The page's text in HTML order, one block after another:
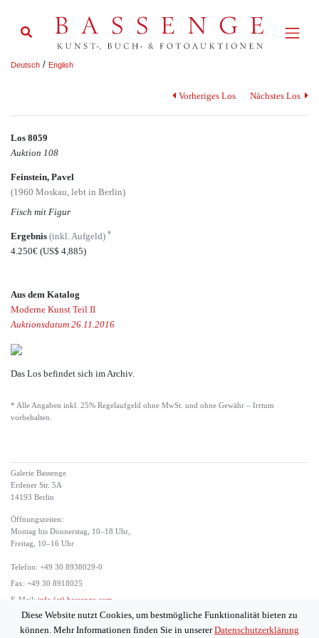
Deutsch / English
Vorheriges Los Nächstes Los
Los 8059
Auktion 108
Feinstein, Pavel
(1960 Moskau, lebt in Berlin)
Fisch mit Figur
Ergebnis (inkl. Aufgeld) *
4.250€ (US$ 4,885)
Aus dem Katalog
Moderne Kunst Teil II
Auktionsdatum 26.11.2016
Das Los befindet sich im Archiv.
* Alle Angaben inkl. 25% Regelaufgeld ohne MwSt. und ohne Gewähr – Irrtum
vorbehalten.
Galerie Bassenge
Erdener Str. 5A
14193 Berlin
Öffnungszeiten:
Montag bis Donnerstag, 10–18 Uhr,
Freitag, 10–16 Uhr
Telefon: +49 30 8938029-0
Fax: +49 30 8918025
E-Mail: info (at) bassenge.com
Diese Website nutzt Cookies, um bestmögliche Funktionalität bieten zu
können. Mehr Informationen finden Sie in unsererDatenschutzerklärung